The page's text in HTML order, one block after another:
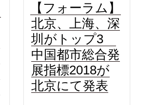
【フォーラム】
北京、上海、深
圳がトップ3
中国都市総合発
展指標2018が
北京にて発表